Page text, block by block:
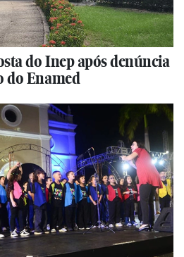
do Inep após denúncia
do Enamed